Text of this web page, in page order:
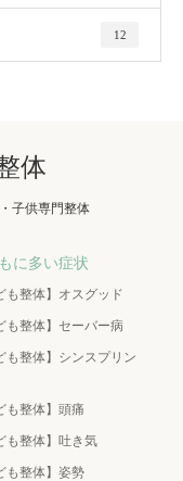
12
体
子供専門整体
に多い症状
も整体】オスグッド
も整体】セーバー病
も整体】シンスプリン
も整体】頭痛
も整体】吐き気
も整体】姿勢